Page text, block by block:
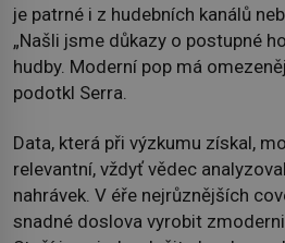
je patrné i z hudebních kanálů
„Našli jsme důkazy o postupné
hudby. Moderní pop má
podotkl Serra.
Data, která při výzkumu získal,
relevantní, vždyť vědec
nahrávek. V éře nejrůznějších
snadné doslova vyrobit